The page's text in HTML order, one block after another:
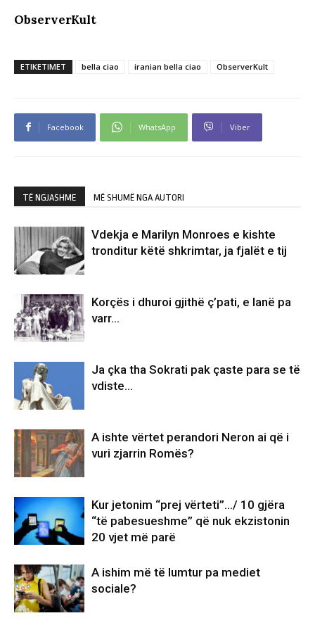
ObserverKult
ETIKETIMET bella ciao iranian bella ciao ObserverKult
Facebook WhatsApp Viber
TË NGJASHME MË SHUMË NGA AUTORI
Vdekja e Marilyn Monroes e kishte
tronditur këtë shkrimtar, ja fjalët e tij
Korçës i dhuroi gjithë ç’pati, e lanë pa
varr…
Ja çka tha Sokrati pak çaste para se të
vdiste…
A ishte vërtet perandori Neron ai që i
vuri zjarrin Romës?
Kur jetonim “prej vërteti”…/ 10 gjëra
“të pabesueshme” që nuk ekzistonin
20 vjet më parë
A ishim më të lumtur pa mediet
sociale?